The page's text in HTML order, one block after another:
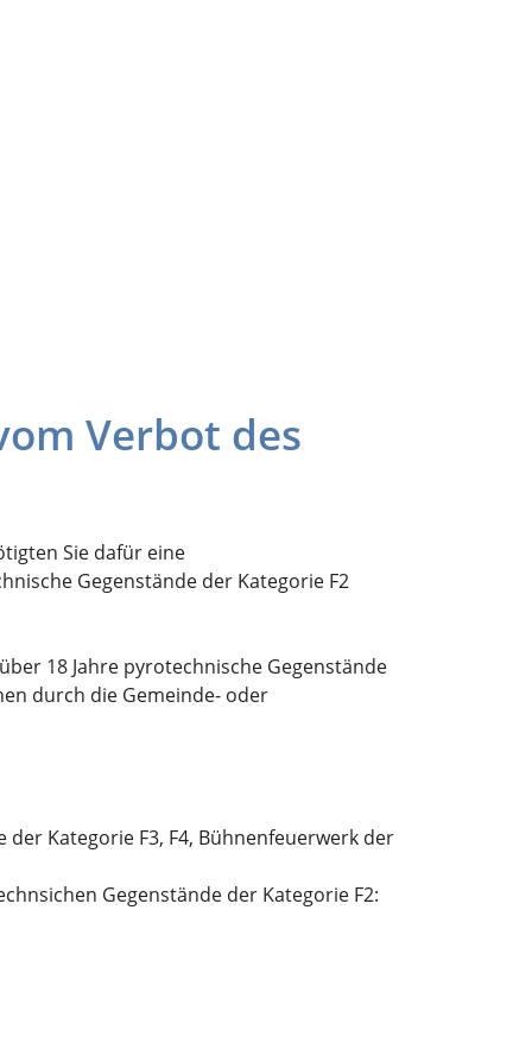
Verbot des
Sie dafür eine
Gegenstände der Kategorie F2
18 Jahre pyrotechnische Gegenstände
durch die Gemeinde- oder
der Kategorie F3, F4, Bühnenfeuerwerk der
Gegenstände der Kategorie F2: